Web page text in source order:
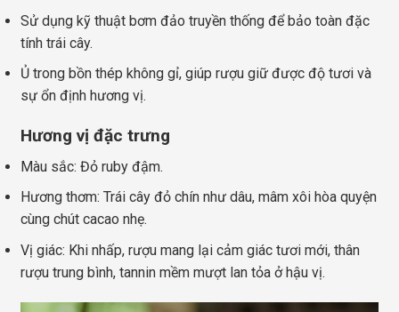
Sử dụng kỹ thuật bơm đảo truyền thống để bảo toàn đặc
tính trái cây.
Ủ trong bồn thép không gỉ, giúp rượu giữ được độ tươi và
sự ổn định hương vị.
Hương vị đặc trưng
Màu sắc: Đỏ ruby đậm.
Hương thơm: Trái cây đỏ chín như dâu, mâm xôi hòa quyện
cùng chút cacao nhẹ.
Vị giác: Khi nhấp, rượu mang lại cảm giác tươi mới, thân
rượu trung bình, tannin mềm mượt lan tỏa ở hậu vị.